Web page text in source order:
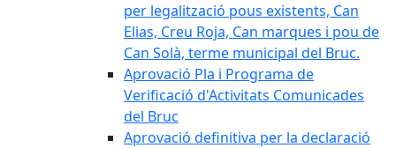
per legalització pous existents, Can
Elias, Creu Roja, Can marques i pou de
Can Solà, terme municipal del Bruc.
Aprovació Pla i Programa de
Verificació d'Activitats Comunicades
del Bruc
Aprovació definitiva per la declaració